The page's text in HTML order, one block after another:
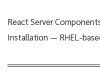
React Server
Installation — RHEL-